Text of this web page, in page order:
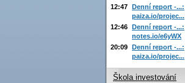
12:47 Denní report -...:
paiza.io/projec...
12:46 Denní report -...:
notes.io/e6yWX
20:09 Denní report -...:
paiza.io/projec...
Škola investování